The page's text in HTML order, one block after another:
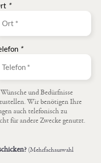
*
*
und Bedürfnisse
Wir benötigen Ihre
auch telefonisch zu
für andere Zwecke genutzt.
(Mehrfachauswahl